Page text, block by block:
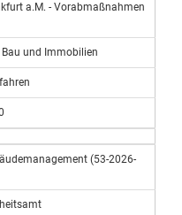
a.M. - Vorabmaßnahmen
und Immobilien
(53-2026-